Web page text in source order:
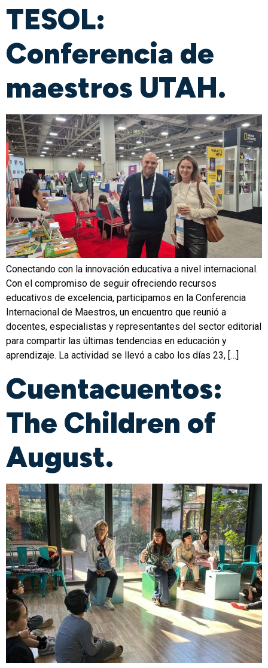
TESOL:
Conferencia de
maestros UTAH.
Conectando con la innovación educativa a nivel internacional.
Con el compromiso de seguir ofreciendo recursos
educativos de excelencia, participamos en la Conferencia
Internacional de Maestros, un encuentro que reunió a
docentes, especialistas y representantes del sector editorial
para compartir las últimas tendencias en educación y
aprendizaje. La actividad se llevó a cabo los días 23, […]
Cuentacuentos:
The Children of
August.